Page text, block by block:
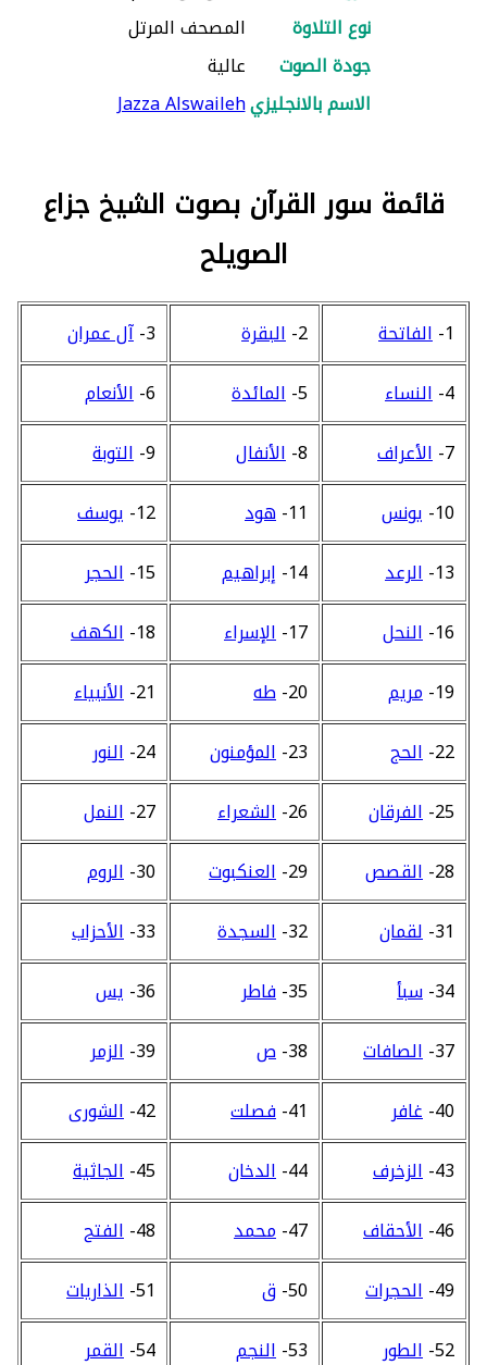
نوع التلاوة
المصحف المرتل
جودة الصوت
عالية
الاسم بالانجليزيJazza Alswaileh
قائمة سور القرآن بصوت الشيخ جزاع
الصويلح
1- الفاتحة 2- البقرة 3- آل عمران
4- النساء 5- المائدة 6- الأنعام
7- الأعراف 8- الأنفال 9- التوبة
10- يونس 11- هود 12- يوسف
13- الرعد 14- إبراهيم 15- الحجر
16- النحل 17- الإسراء 18- الكهف
19- مريم 20- طه 21- الأنبياء
22- الحج 23- المؤمنون 24- النور
25- الفرقان 26- الشعراء 27- النمل
28- القصص 29- العنكبوت 30- الروم
31- لقمان 32- السجدة 33- الأحزاب
34- سبأ 35- فاطر 36- يس
37- الصافات 38- ص 39- الزمر
40- غافر 41- فصلت 42- الشورى
43- الزخرف 44- الدخان 45- الجاثية
46- الأحقاف 47- محمد 48- الفتح
49- الحجرات 50- ق 51- الذاريات
52- الطور 53- النجم 54- القمر